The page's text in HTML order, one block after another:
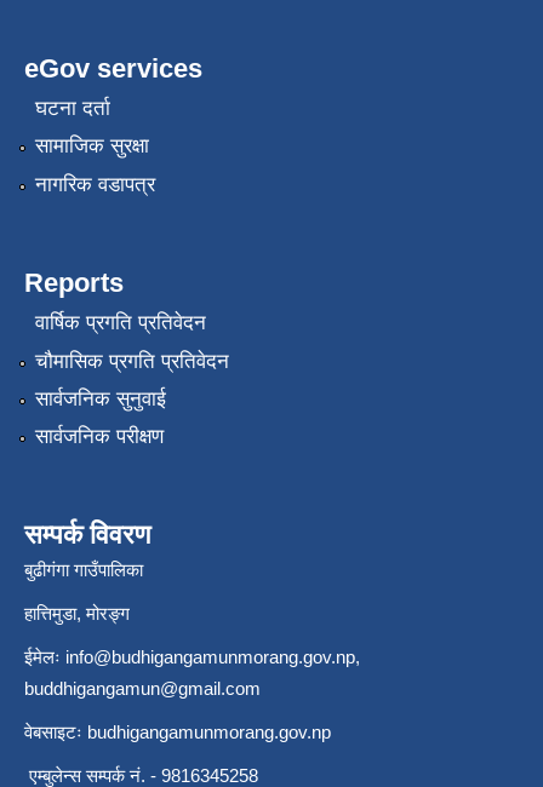
eGov services
घटना दर्ता
सामाजिक सुरक्षा
नागरिक वडापत्र
Reports
वार्षिक प्रगति प्रतिवेदन
चौमासिक प्रगति प्रतिवेदन
सार्वजनिक सुनुवाई
सार्वजनिक परीक्षण
सम्पर्क विवरण
बुढीगंगा गाउँपालिका
हात्तिमुडा, मोरङ्ग
ईमेलः info@budhigangamunmorang.gov.np,
buddhigangamun@gmail.com
वेबसाइटः budhigangamunmorang.gov.np
एम्बुलेन्स सम्पर्क नं. - 9816345258